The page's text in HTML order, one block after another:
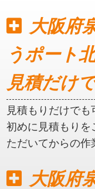
大阪府
うポート
見積だけ
見積もりだけでも
初めに見積もりを
ただいてからの作
大阪府